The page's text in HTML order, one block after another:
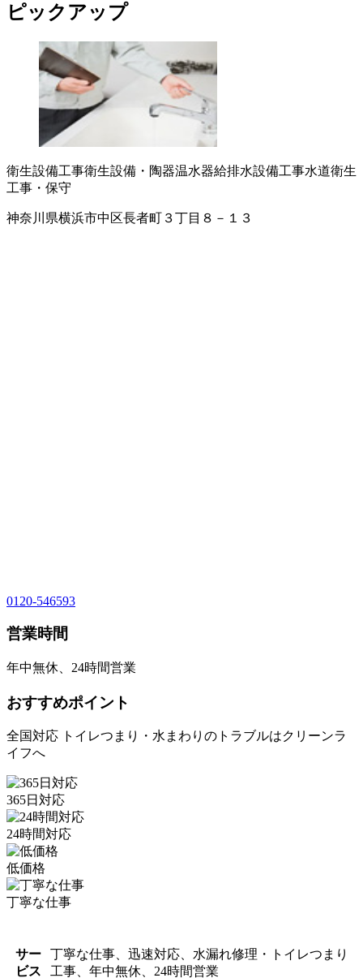
ピックアップ
衛生設備工事衛生設備・陶器温水器給排水設備工事水道衛生
工事・保守
神奈川県横浜市中区長者町３丁目８－１３
0120-546593
営業時間
年中無休、24時間営業
おすすめポイント
全国対応 トイレつまり・水まわりのトラブルはクリーンラ
イフへ
365日対応
24時間対応
低価格
丁寧な仕事
サー
ビス
丁寧な仕事、迅速対応、水漏れ修理・トイレつまり
工事、年中無休、24時間営業